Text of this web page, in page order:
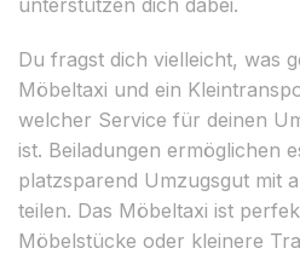
Du fragst dich vielleicht, was
Möbeltaxi und ein
welcher Service für deinen
ist. Beiladungen ermöglichen
platzsparend Umzugsgut mit
teilen. Das Möbeltaxi ist
Möbelstücke oder kleinere